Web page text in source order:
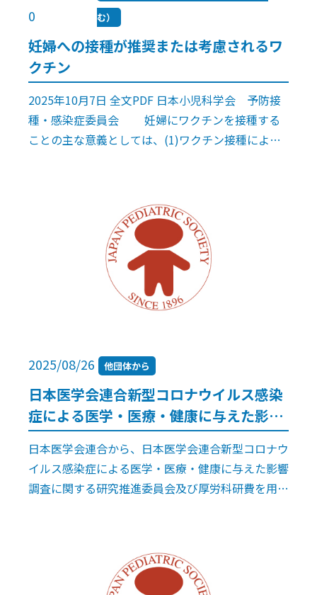
0
む）
妊婦への接種が推奨または考慮されるワ
クチン
2025年10月7日 全文PDF 日本小児科学会 予防接
種・感染症委員会 妊婦にワクチンを接種する
ことの主な意義としては、(1)ワクチン接種によっ
2025/08/26 他団体から
日本医学会連合新型コロナウイルス感染
症による医学・医療・健康に与えた影響
調査に関する研究推進委員会及び厚労科
研費を用いた研究に関する合同発表会オ
ンデマンド配信について（日本医学会連
合）
日本医学会連合から、日本医学会連合新型コロナウ
イルス感染症による医学・医療・健康に与えた影響
調査に関する研究推進委員会及び厚労科研費を用い